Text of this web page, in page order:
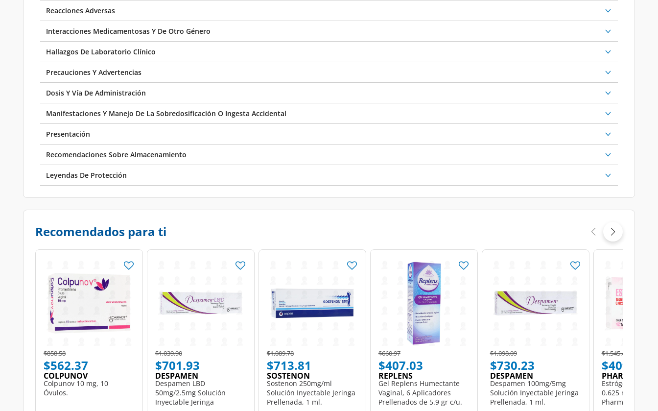
Reacciones Adversas
Interacciones Medicamentosas Y De Otro Género
Hallazgos De Laboratorio Clínico
Precauciones Y Advertencias
Dosis Y Vía De Administración
Manifestaciones Y Manejo De La Sobredosificación O Ingesta Accidental
Presentación
Recomendaciones Sobre Almacenamiento
Leyendas De Protección
Recomendados para ti
Price reduced from
$858.58to
$562.37
COLPUNOV
Colpunov 10 mg, 10
Óvulos.
Price reduced from
$1,039.90to
$701.93
DESPAMEN
Despamen LBD
50mg/2.5mg Solución
Inyectable Jeringa
Price reduced from
$1,089.78to
$713.81
SOSTENON
Sostenon 250mg/ml
Solución Inyectable Jeringa
Prellenada, 1 ml.
Price reduced from
$660.97to
$407.03
REPLENS
Gel Replens Humectante
Vaginal, 6 Aplicadores
Prellenados de 5.9 gr c/u.
Price reduced from
$1,098.09to
$730.23
DESPAMEN
Despamen 100mg/5mg
Solución Inyectable Jeringa
Prellenada, 1 ml.
Price reduced from
$1,545.48
$409.55
PHARMALIFE
Estrógenos
0.625 mg, 42
Pharmalife.